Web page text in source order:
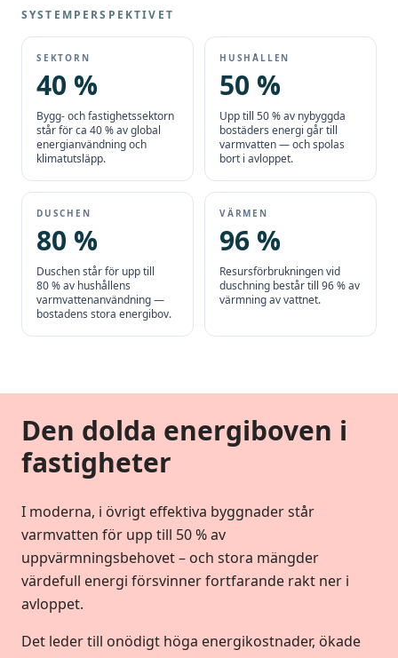
SYSTEMPERSPEKTIVET
SEKTORN
40 %
Bygg- och fastighetssektorn
står för ca 40 % av global
energianvändning och
klimatutsläpp.
HUSHÅLLEN
50 %
Upp till 50 % av nybyggda
bostäders energi går till
varmvatten — och spolas
bort i avloppet.
DUSCHEN
80 %
Duschen står för upp till
80 % av hushållens
varmvattenanvändning —
bostadens stora energibov.
VÄRMEN
96 %
Resursförbrukningen vid
duschning består till 96 % av
värmning av vattnet.
Den dolda energiboven i
fastigheter
I moderna, i övrigt effektiva byggnader står
varmvatten för upp till 50 % av
uppvärmningsbehovet – och stora mängder
värdefull energi försvinner fortfarande rakt ner i
avloppet.
Det leder till onödigt höga energikostnader, ökade